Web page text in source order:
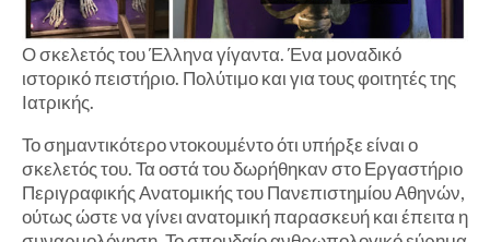
Ο σκελετός του Έλληνα γίγαντα. Ένα μοναδικό
ιστορικό πειστήριο. Πολύτιμο και για τους φοιτητές της
Ιατρικής.
Το σημαντικότερο ντοκουμέντο ότι υπήρξε είναι ο
σκελετός του. Τα οστά του δωρήθηκαν στο Εργαστήριο
Περιγραφικής Ανατομικής του Πανεπιστημίου Αθηνών,
ούτως ώστε να γίνει ανατομική παρασκευή και έπειτα η